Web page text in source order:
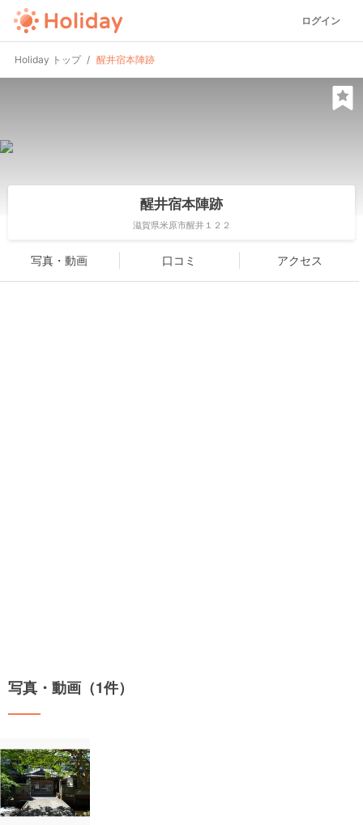
ログイン
Holiday トップ 醒井宿本陣跡
醒井宿本陣跡
滋賀県米原市醒井１２２
写真・動画 口コミ アクセス
写真・動画（1件）